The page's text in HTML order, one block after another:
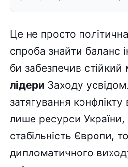
Це не просто
спроба знайти баланс
би забезпечив стійкий
лідери Заходу
затягування
лише ресурси України,
стабільність Європи,
дипломатичного